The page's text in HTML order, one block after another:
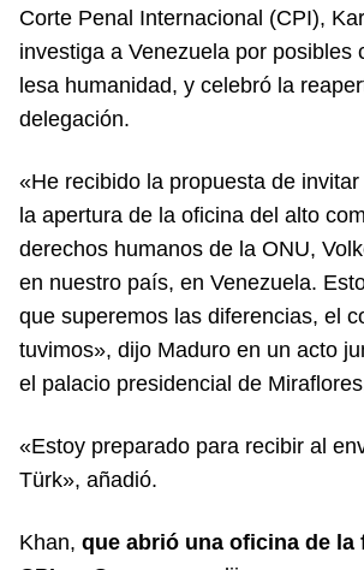
Corte Penal Internacional (CPI),
investiga a Venezuela por posibles
lesa humanidad, y celebró la
delegación.
«He recibido la propuesta de
la apertura de la oficina del alto
derechos humanos de la ONU,
en nuestro país, en Venezuela.
que superemos las diferencias, el
tuvimos», dijo Maduro en un acto
el palacio presidencial de
«Estoy preparado para recibir al
Türk», añadió.
Khan, que abrió una oficina de la